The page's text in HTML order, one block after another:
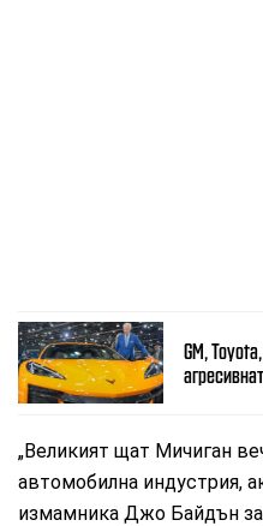
GM,
„Великият щат Мичиган
автомобилна индустрия,
измамника Джо Байдън за